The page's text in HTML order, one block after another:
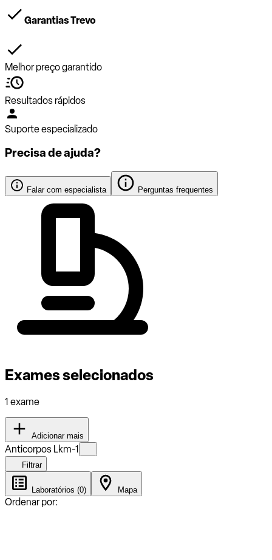
Garantias Trevo
Melhor preço garantido
Resultados rápidos
Suporte especializado
Precisa de ajuda?
Falar com especialista Perguntas frequentes
Exames selecionados
1 exame
Adicionar mais
Anticorpos Lkm-1
Filtrar
Laboratórios (0) Mapa
Ordenar por: